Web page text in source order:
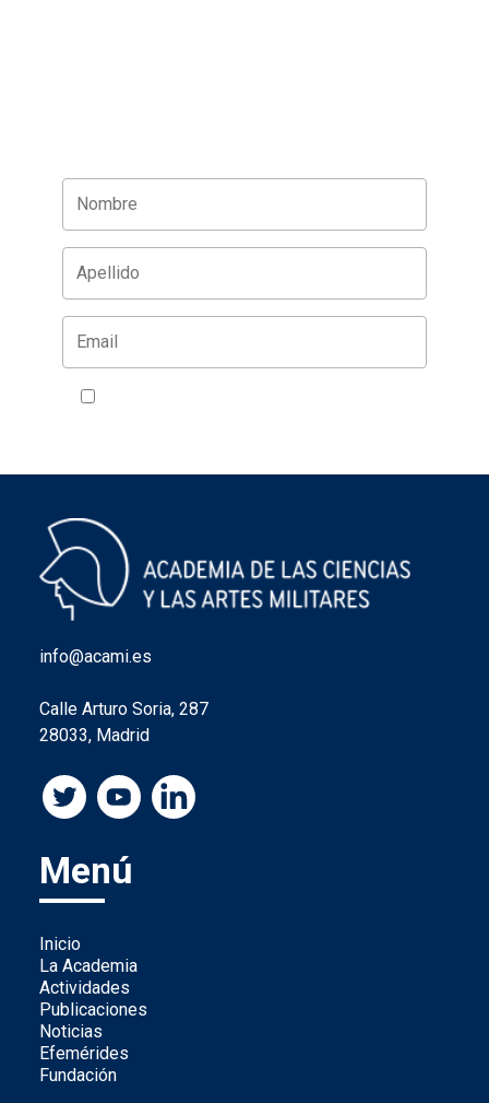
info@acami.es
Calle Arturo Soria, 287
28033, Madrid
Menú
Inicio
La Academia
Actividades
Publicaciones
Noticias
Efemérides
Fundación